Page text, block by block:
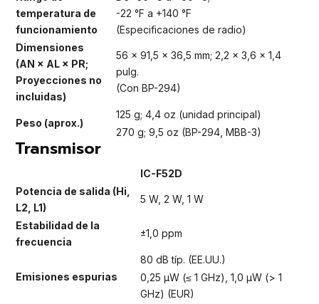
temperatura de
funcionamiento
-22 °F a +140 °F
(Especificaciones de radio)
Dimensiones
(AN × AL × PR;
Proyecciones no
incluidas)
56 × 91,5 × 36,5 mm; 2,2 × 3,6 × 1,4
pulg.
(Con BP-294)
Peso (aprox.)
125 g; 4,4 oz (unidad principal)
270 g; 9,5 oz (BP-294, MBB-3)
Transmisor
IC-F52D
Potencia de salida (Hi,
L2, L1)
5 W, 2 W, 1 W
Estabilidad de la
frecuencia
±1,0 ppm
Emisiones espurias
80 dB típ. (EE.UU.)
0,25 μW (≤ 1 GHz), 1,0 μW (> 1
GHz) (EUR)